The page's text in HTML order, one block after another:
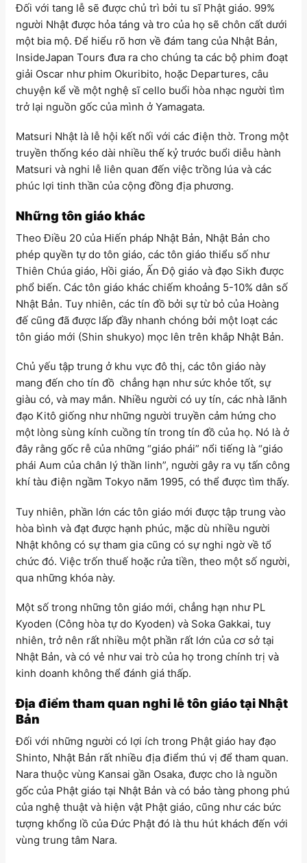
Đối với tang lễ sẽ được chủ trì bởi tu sĩ Phật giáo. 99%
người Nhật được hỏa táng và tro của họ sẽ chôn cất dưới
một bia mộ. Để hiểu rõ hơn về đám tang của Nhật Bản,
InsideJapan Tours đưa ra cho chúng ta các bộ phim đoạt
giải Oscar như phim Okuribito, hoặc Departures, câu
chuyện kể về một nghệ sĩ cello buổi hòa nhạc người tìm
trở lại nguồn gốc của mình ở Yamagata.
Matsuri Nhật là lễ hội kết nối với các điện thờ. Trong một
truyền thống kéo dài nhiều thế kỷ trước buổi diễu hành
Matsuri và nghi lễ liên quan đến việc trồng lúa và các
phúc lợi tinh thần của cộng đồng địa phương.
Những tôn giáo khác
Theo Điều 20 của Hiến pháp Nhật Bản, Nhật Bản cho
phép quyền tự do tôn giáo, các tôn giáo thiểu số như
Thiên Chúa giáo, Hồi giáo, Ấn Độ giáo và đạo Sikh được
phổ biến. Các tôn giáo khác chiếm khoảng 5-10% dân số
Nhật Bản. Tuy nhiên, các tín đồ bởi sự từ bỏ của Hoàng
đế cũng đã được lấp đầy nhanh chóng bởi một loạt các
tôn giáo mới (Shin shukyo) mọc lên trên khắp Nhật Bản.
Chủ yếu tập trung ở khu vực đô thị, các tôn giáo này
mang đến cho tín đồ chẳng hạn như sức khỏe tốt, sự
giàu có, và may mắn. Nhiều người có uy tín, các nhà lãnh
đạo Kitô giống như những người truyền cảm hứng cho
một lòng sùng kính cuồng tín trong tín đồ của họ. Nó là ở
đây rằng gốc rễ của những “giáo phái” nổi tiếng là “giáo
phái Aum của chân lý thần linh”, người gây ra vụ tấn công
khí tàu điện ngầm Tokyo năm 1995, có thể được tìm thấy.
Tuy nhiên, phần lớn các tôn giáo mới được tập trung vào
hòa bình và đạt được hạnh phúc, mặc dù nhiều người
Nhật không có sự tham gia cũng có sự nghi ngờ về tổ
chức đó. Việc trốn thuế hoặc rửa tiền, theo một số người,
qua những khóa này.
Một số trong những tôn giáo mới, chẳng hạn như PL
Kyoden (Công hòa tự do Kyoden) và Soka Gakkai, tuy
nhiên, trở nên rất nhiều một phần rất lớn của cơ sở tại
Nhật Bản, và có vẻ như vai trò của họ trong chính trị và
kinh doanh không thể đánh giá thấp.
Địa điểm tham quan nghi lễ tôn giáo tại Nhật
Bản
Đối với những người có lợi ích trong Phật giáo hay đạo
Shinto, Nhật Bản rất nhiều địa điểm thú vị để tham quan.
Nara thuộc vùng Kansai gần Osaka, được cho là nguồn
gốc của Phật giáo tại Nhật Bản và có bảo tàng phong phú
của nghệ thuật và hiện vật Phật giáo, cũng như các bức
tượng khổng lồ của Đức Phật đó là thu hút khách đến với
vùng trung tâm Nara.